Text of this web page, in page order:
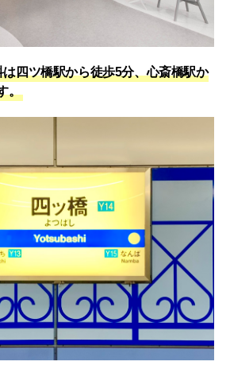
四ツ橋駅から徒歩5分、心斎橋駅か
。